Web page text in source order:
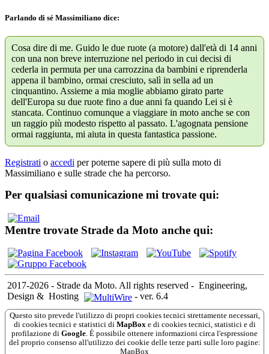
Parlando di sé Massimiliano dice:
Cosa dire di me. Guido le due ruote (a motore) dall'età di 14 anni
con una non breve interruzione nel periodo in cui decisi di
cederla in permuta per una carrozzina da bambini e riprenderla
appena il bambino, ormai cresciuto, salì in sella ad un
cinquantino. Assieme a mia moglie abbiamo girato parte
dell'Europa su due ruote fino a due anni fa quando Lei si è
stancata. Continuo comunque a viaggiare in moto anche se con
un raggio più modesto rispetto al passato. L'agognata pensione
ormai raggiunta, mi aiuta in questa fantastica passione.
Registrati o accedi per poterne sapere di più sulla moto di
Massimiliano e sulle strade che ha percorso.
Per qualsiasi comunicazione mi trovate qui:
Mentre trovate Strade da Moto anche qui:
2017-2026 - Strade da Moto. All rights reserved - Engineering,
Design & Hosting - ver. 6.4
Questo sito prevede l'utilizzo di propri cookies tecnici strettamente necessari,
di cookies tecnici e statistici di MapBox e di cookies tecnici, statistici e di
profilazione di Google . È possibile ottenere informazioni circa l'espressione
del proprio consenso all'utilizzo dei cookie delle terze parti sulle loro pagine:
MapBox